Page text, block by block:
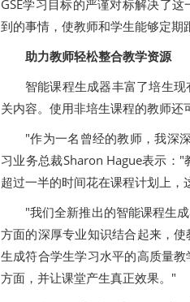
GSE学习目标的严谨对标解决了
到的事情，使教师和学生能够定期
助力教师轻松整合教学资源
智能课程生成器丰富了培生
关内容。使用非培生课程的教师还
"作为一名曾经的教师，我深
习业务总裁Sharon Hague表示：
超过一半的时间花在课程计划上，
"我们全新推出的智能课程生
方面的深厚专业知识结合起来，
生成符合学生学习水平的高质量
方面，并让课堂产生真正效果。"